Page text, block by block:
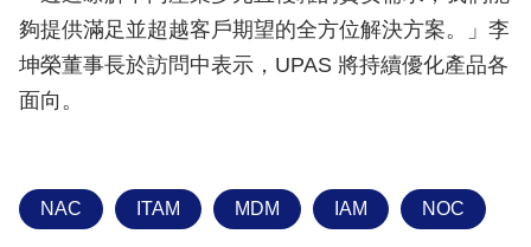
夠提供滿足並超越客戶期望的全方位解決方案。」李
坤榮董事長於訪問中表示，UPAS 將持續優化產品各
面向。
NAC ITAM MDM IAM NOC